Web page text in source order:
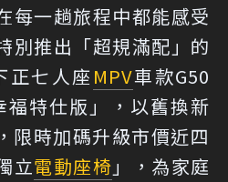
每一趟旅程中都能感受
別推出「超規滿配」的
正七人座 MPV車款G50
福特仕版」，以舊換新
限時加碼升級市價近四
立電動座椅 」，為家庭